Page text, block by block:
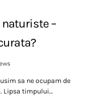
–
sa ne ocupam de
Lipsa timpului…